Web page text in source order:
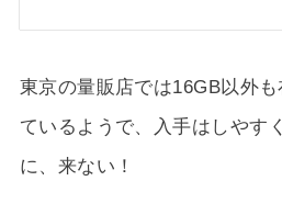
東京の量販店では16GB以外
ているようで、入手はしやす
に、来ない！